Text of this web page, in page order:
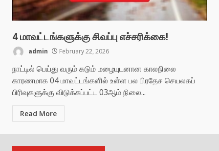
4 மாவட்டங்களுக்கு சிவப்பு எச்சரிக்கை!
admin February 22, 2026
நாட்டில் பெய்து வரும் கடும் மழையுடனான காலநிலை
காரணமாக 04 மாவட்டங்களில் உள்ள பல பிரதேச செயலகப்
பிரிவுகளுக்கு விடுக்கப்பட்ட 03ஆம் நிலை...
Read More